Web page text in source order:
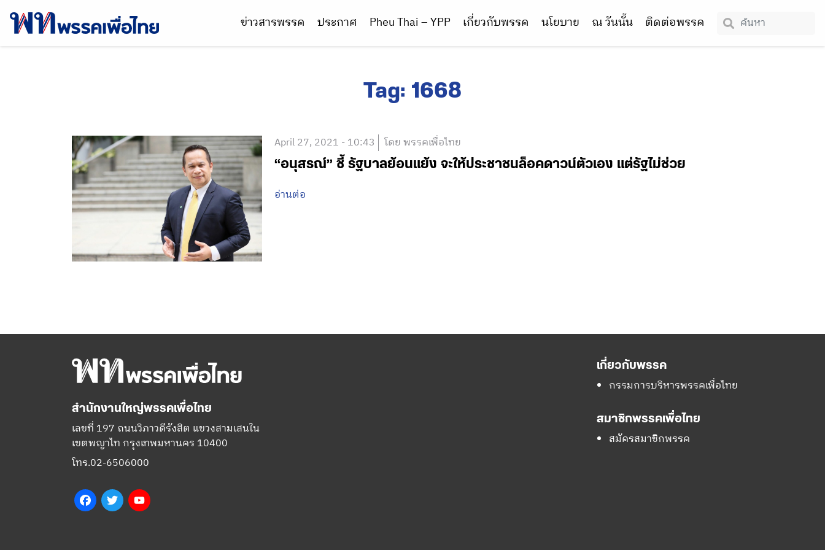
ข่าวสารพรรค ประกาศ Pheu Thai – YPP เกี่ยวกับพรรค นโยบาย ณ วันนั้น ติดต่อพรรค
Tag: 1668
April 27, 2021 - 10:43 โดย พรรคเพื่อไทย
“อนุสรณ์” ชี้ รัฐบาลย้อนแย้ง จะให้ประชาชนล็อคดาวน์ตัวเอง แต่รัฐไม่ช่วย
อ่านต่อ
สำนักงานใหญ่พรรคเพื่อไทย
เลขที่ 197 ถนนวิภาวดีรังสิต แขวงสามเสนใน
เขตพญาไท กรุงเทพมหานคร 10400
โทร.02-6506000
FacebookTwitter
เกี่ยวกับพรรค
กรรมการบริหารพรรคเพื่อไทย
สมาชิกพรรคเพื่อไทย
สมัครสมาชิกพรรค